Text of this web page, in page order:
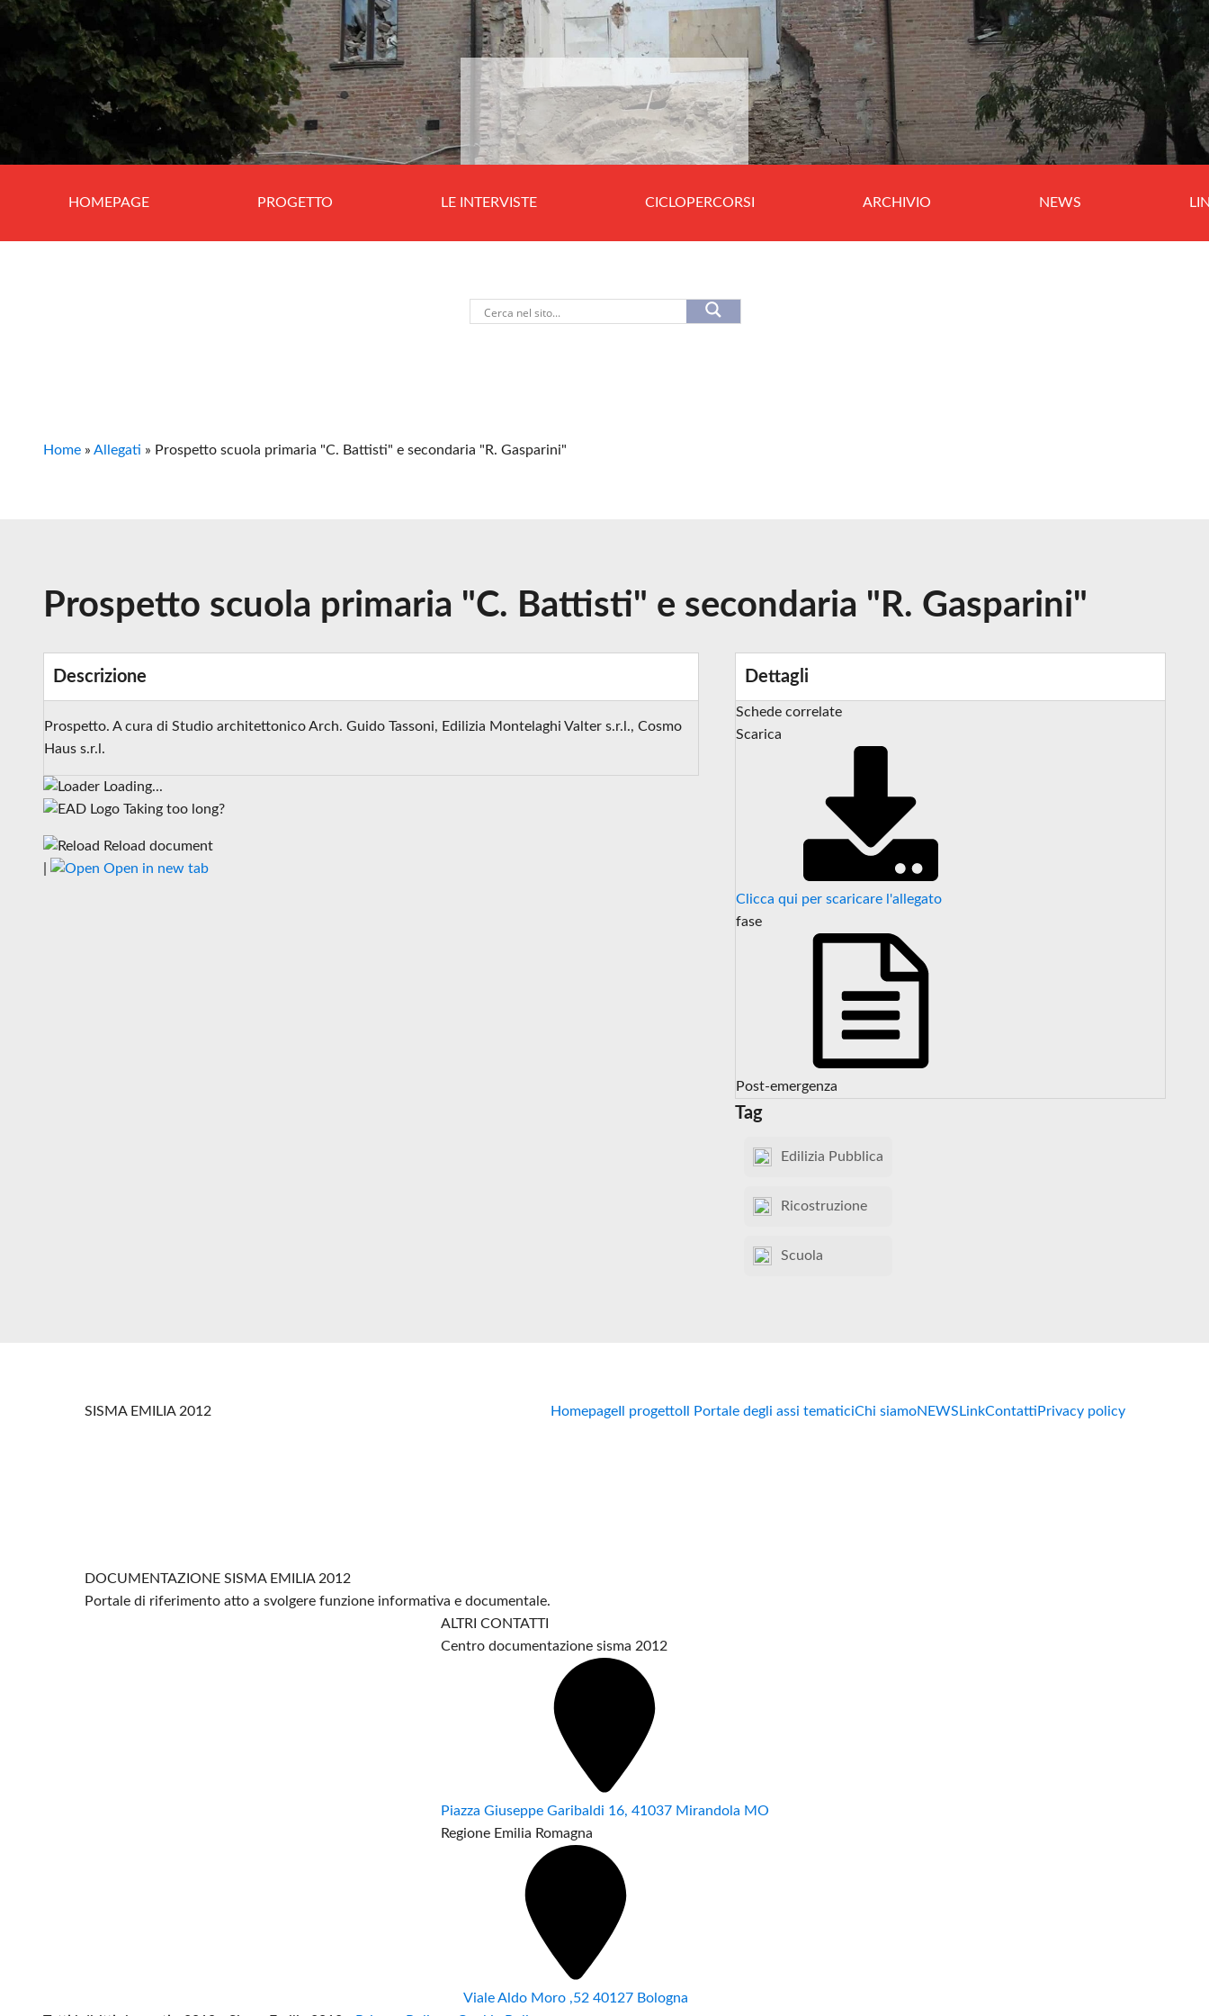
HOMEPAGE PROGETTO LE INTERVISTE CICLOPERCORSI ARCHIVIO NEWS
Home » Allegati » Prospetto scuola primaria "C. Battisti" e secondaria "R. Gasparini"
Prospetto scuola primaria "C. Battisti" e secondaria "R. Gasparini"
Descrizione
Prospetto. A cura di Studio architettonico Arch. Guido Tassoni, Edilizia Montelaghi Valter s.r.l., Cosmo
Haus s.r.l.
Loading...
Taking too long?
Reload document
Open in new tab
Dettagli
Schede correlate
Scarica
Clicca qui per scaricare l'allegato
fase
Post-emergenza
Tag
Edilizia Pubblica
Ricostruzione
Scuola
SISMA EMILIA 2012
DOCUMENTAZIONE SISMA EMILIA 2012
Portale di riferimento atto a svolgere funzione informativa e documentale.
HomepageIl progettoIl Portale degli assi tematiciChi siamoNEWS LinkContatti Privacy policy
ALTRI CONTATTI
Centro documentazione sisma 2012
Piazza Giuseppe Garibaldi 16, 41037 Mirandola MO
Regione Emilia Romagna
Viale Aldo Moro ,52 40127 Bologna